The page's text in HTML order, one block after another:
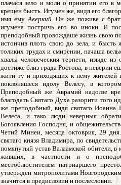
плачася зело и моли о принятии его в
крещен бысть. Игумен же, видя его
имя ему Аверкий. Он же поживе с
игумена постричь его во иноки. И
преподобный провождаше жизнь свою
истончив плоть свою до зела, и
толиких трудах и смирении, начаша
хвалы человеческия терпети, изыде из
достиже близ града Ростова, в неверии
жити ту и приходящих к нему жителей
поклоняшеся идолу Велесу, в
Преподобный же Аврамий надолзе
благодать Святаго Духа разорити того
же преподобный, видя святаго Иоанна
Велеса, и тако люди неверныя
Богоявления Господня, и
Четий Минеи, месяца октоврия, 29
святаго князя Владимира, по
помянутый устав Валаамской обители,
живших, в частности и о
местоблюстителем патриаршего
утвержден митрополитами
значится в предисловии и послесловии.